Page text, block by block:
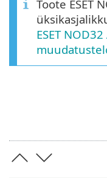
Toote ESET
ESET